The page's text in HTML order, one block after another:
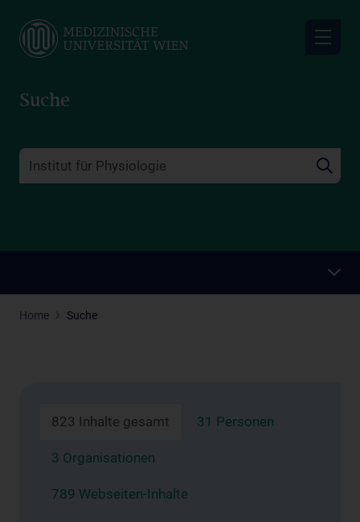
main
Suche
Home Suche
823 Inhalte gesamt 31 Personen
3 Organisationen
789 Webseiten-Inhalte